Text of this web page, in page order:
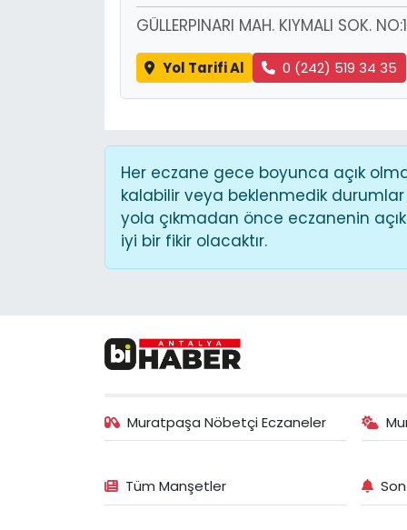
GÜLLERPINARI MAH. KIYMALI SOK.
Yol Tarifi Al 0 (242) 519 34 35
Her eczane gece boyunca açık
kalabilir veya beklenmedik
yola çıkmadan önce eczanenin
iyi bir fikir olacaktır.
Muratpaşa Nöbetçi Eczaneler
Tüm Manşetler